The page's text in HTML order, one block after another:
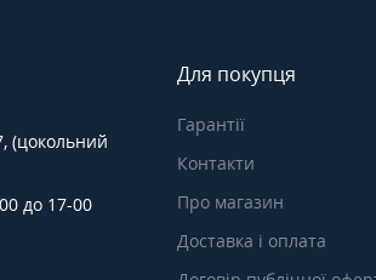
(цокольний
до 17-00
Для покупця
Гарантії
Контакти
Про магазин
Доставка і оплата